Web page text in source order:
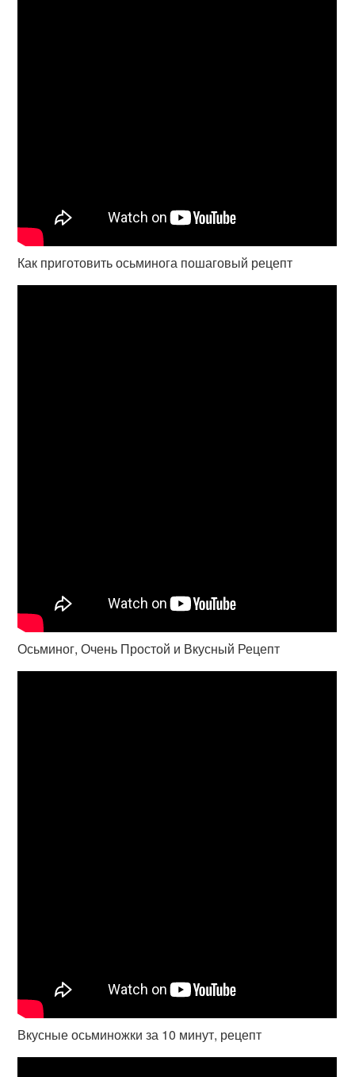
Как приготовить осьминога пошаговый рецепт
Осьминог, Очень Простой и Вкусный Рецепт
Вкусные осьминожки за 10 минут, рецепт